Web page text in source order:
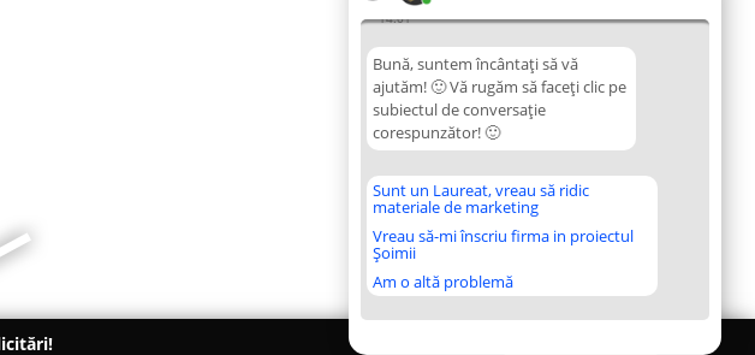
14:01
Bună, suntem încântați să vă
ajutăm! 🙂 Vă rugăm să faceți clic pe
subiectul de conversație
corespunzător! 🙂
Sunt un Laureat, vreau să ridic
materiale de marketing
Vreau să-mi înscriu firma in proiectul
Șoimii
Am o altă problemă